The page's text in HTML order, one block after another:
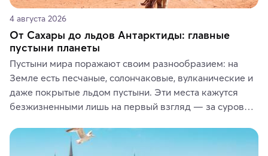
4 августа 2026
От Сахары до льдов Антарктиды: главные
пустыни планеты
Пустыни мира поражают своим разнообразием: на
Земле есть песчаные, солончаковые, вулканические и
даже покрытые льдом пустыни. Эти места кажутся
безжизненными лишь на первый взгляд — за суровой
животные и маршруты, которые дарят одни из самых
ярких впечатлений от путешествий.